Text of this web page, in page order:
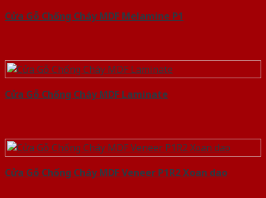
Cửa Gỗ Chống Cháy MDF Melamine P1
Cửa Gỗ Chống Cháy MDF Laminate
Cửa Gỗ Chống Cháy MDF Veneer P1R2 Xoan dao